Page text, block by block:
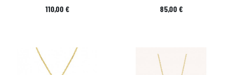
Prix
110,00 € Prix
85,00 €